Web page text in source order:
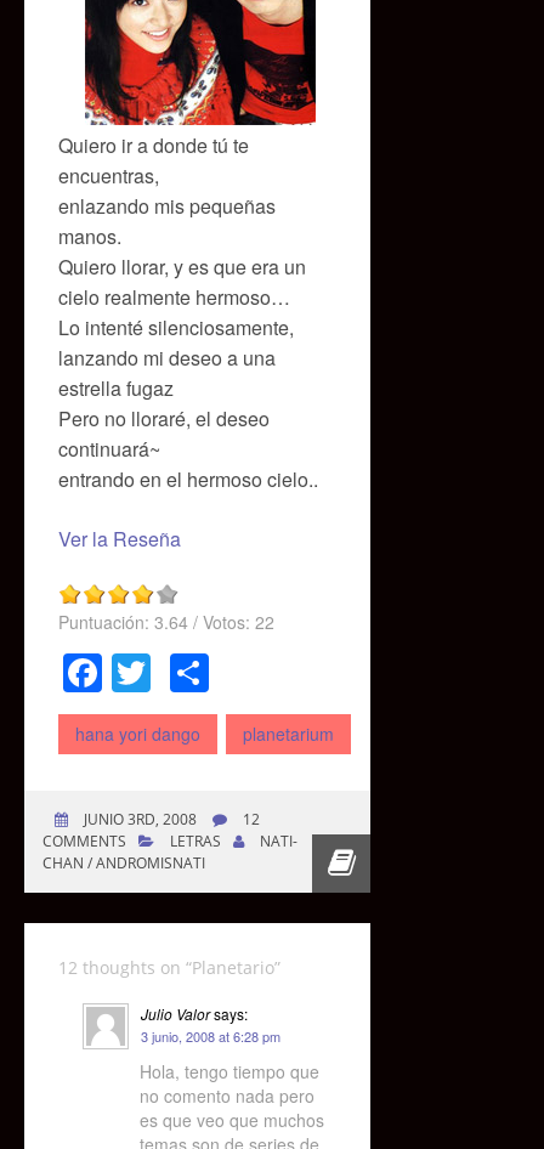
Quiero ir a donde tú te
encuentras,
enlazando mis pequeñas
manos.
Quiero llorar, y es que era un
cielo realmente hermoso…
Lo intenté silenciosamente,
lanzando mi deseo a una
estrella fugaz
Pero no lloraré, el deseo
continuará~
entrando en el hermoso cielo..
Ver la Reseña
Puntuación: 3.64 / Votos: 22
Facebook
Twitter
hana yori dango planetarium
JUNIO 3RD, 2008
12
COMMENTS
LETRAS
NATI-
CHAN / ANDROMISNATI
12 thoughts on “Planetario”
Julio Valorsays:
3 junio, 2008 at 6:28 pm
Hola, tengo tiempo que
no comento nada pero
es que veo que muchos
temas son de series de